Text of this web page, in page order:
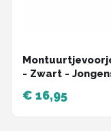
- Zwart -
€ 16,95